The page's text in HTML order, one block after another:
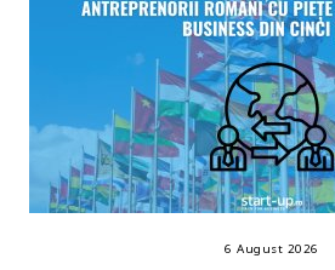
6 August 2026